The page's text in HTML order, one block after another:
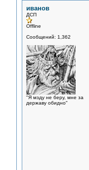
иванов
ДСП
Offline
Сообщений: 1,362
"Я мзду не беру, мне за
державу обидно"